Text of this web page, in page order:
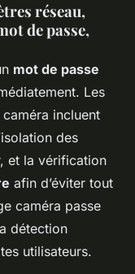
réseau,
de passe,
mot de passe
Les
incluent
des
et la vérification
afin d’éviter tout
caméra passe
détection
utilisateurs.